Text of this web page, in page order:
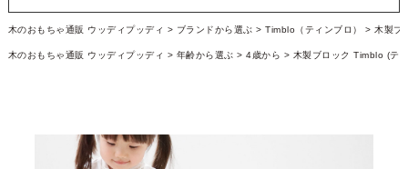
木のおもちゃ通販 ウッディプッディ ブランドから選ぶ Timblo（ティンブロ） 木製ブ
木のおもちゃ通販 ウッディプッディ 年齢から選ぶ 4歳から 木製ブロック Timblo (テ